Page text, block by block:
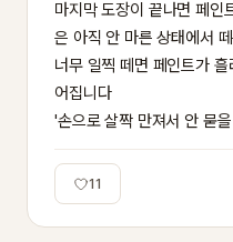
마지막 도장이 끝나면 페인
은 아직 안 마른 상태에서
너무 일찍 떼면 페인트가
어집니다
'손으로 살짝 만져서 안 묻
11